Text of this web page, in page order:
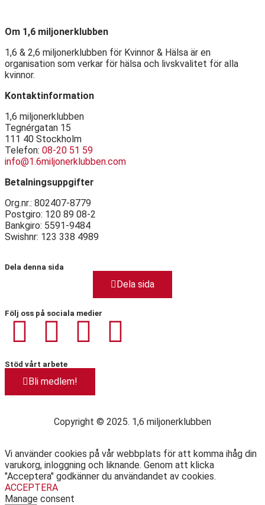
Om 1,6 miljonerklubben
1,6 & 2,6 miljonerklubben för Kvinnor & Hälsa är en
organisation som verkar för hälsa och livskvalitet för alla
kvinnor.
Kontaktinformation
1,6 miljonerklubben
Tegnérgatan 15
111 40 Stockholm
Telefon: 08-20 51 59
info@1.6miljonerklubben.com
Betalningsuppgifter
Org.nr.: 802407-8779
Postgiro: 120 89 08-2
Bankgiro: 5591-9484
Swishnr: 123 338 4989
Dela denna sida
Dela sida
Följ oss på sociala medier
Stöd vårt arbete
Bli medlem!
Copyright © 2025. 1,6 miljonerklubben
Vi använder cookies på vår webbplats för att komma ihåg din
varukorg, inloggning och liknande. Genom att klicka
"Acceptera" godkänner du användandet av cookies.
ACCEPTERA
Manage consent